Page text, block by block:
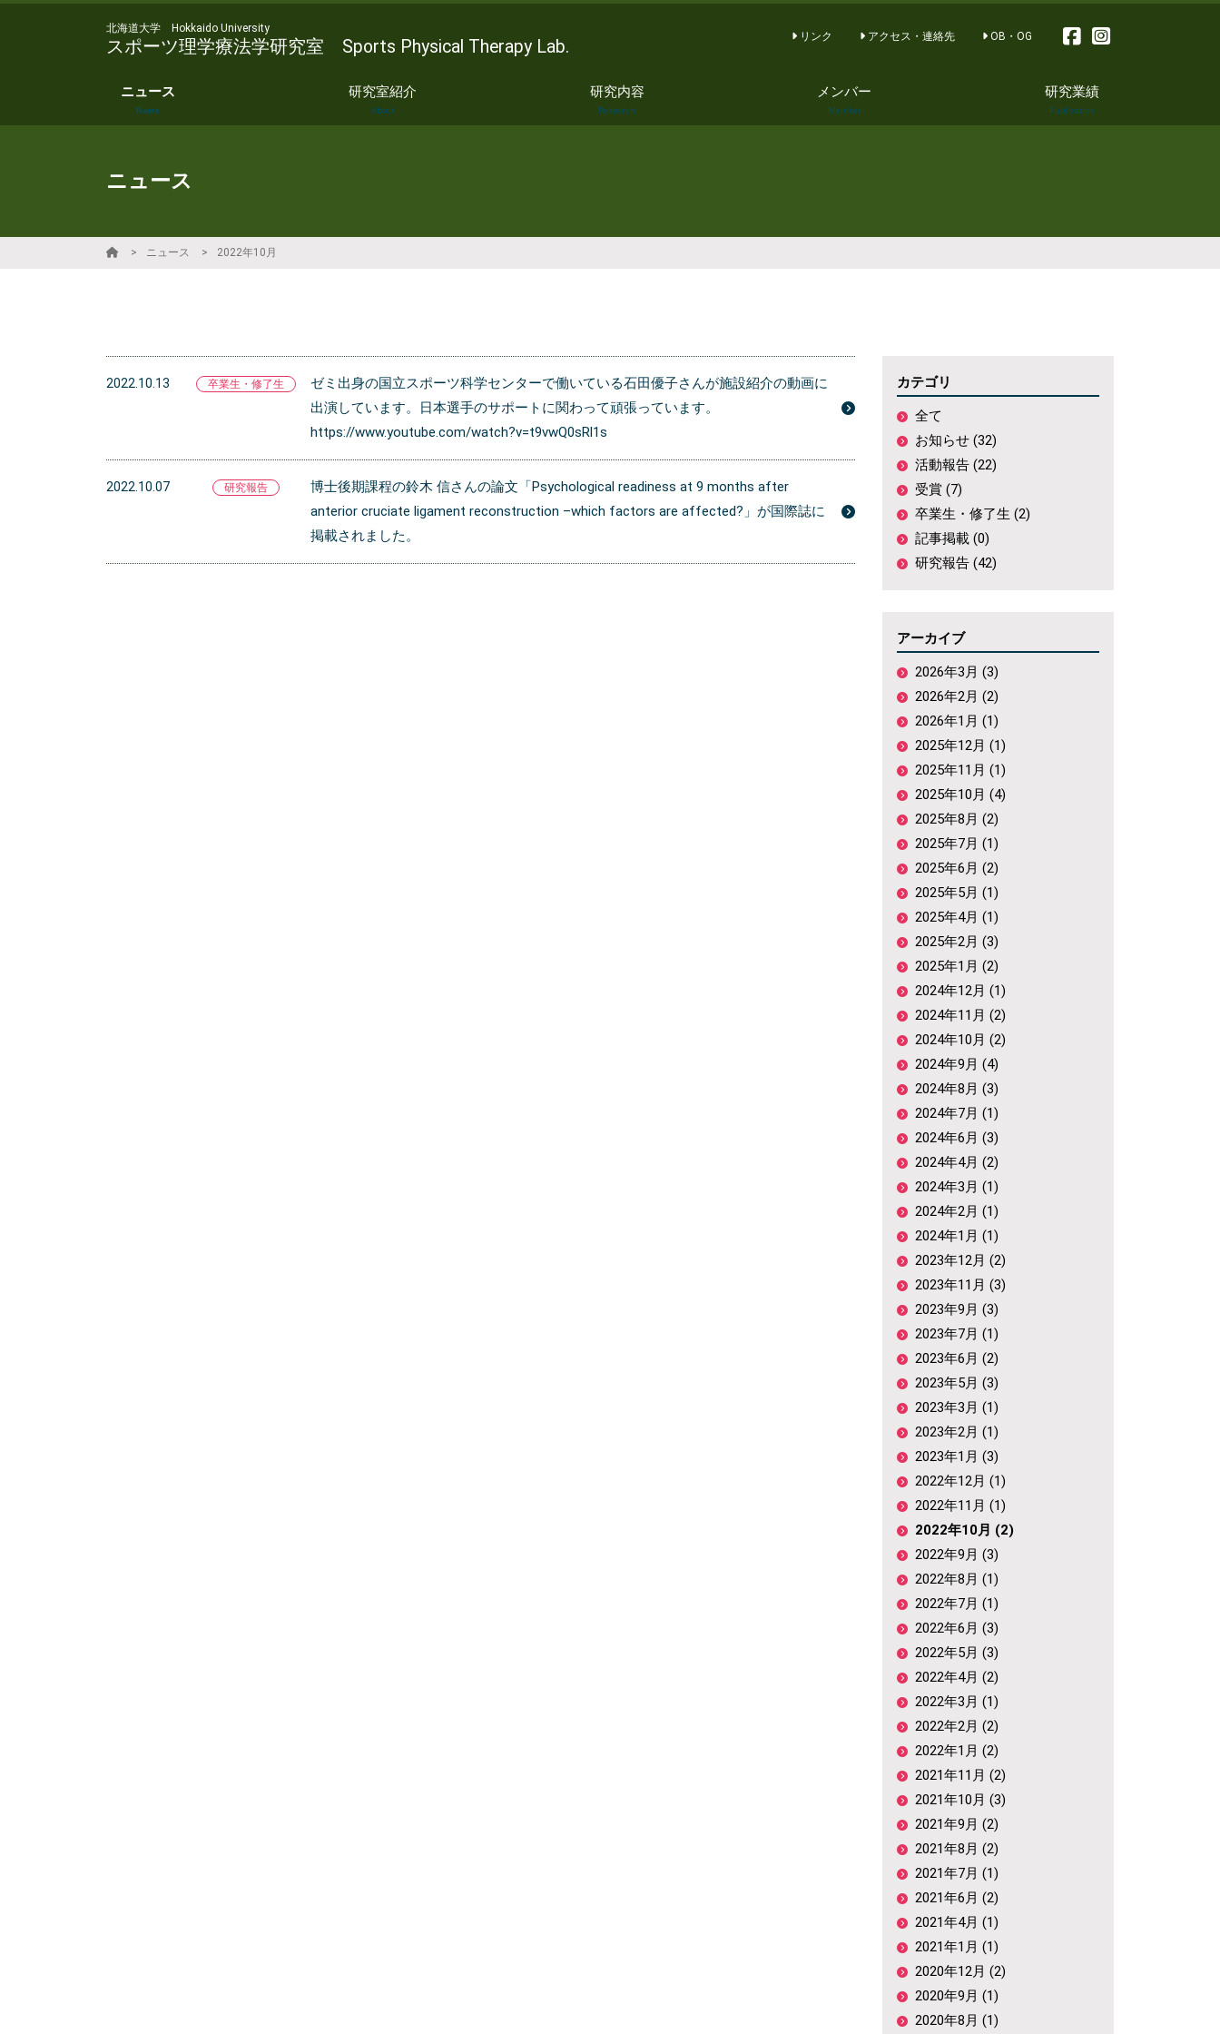
北海道大学 Hokkaido University
スポーツ理学療法学研究室 Sports Physical Therapy Lab. リンク アクセス・連絡先 OB・OG
ニュース
News
研究室紹介
About
研究内容
Research
メンバー
Member
研究業績
Publication
Lectures and
ニュース
ニュース 2022年10月
2022.10.13 卒業生・修了生
ゼミ出身の国立スポーツ科学センターで働いている石田優子さんが施設紹介の動画に
出演しています。日本選手のサポートに関わって頑張っています。
https://www.youtube.com/watch?v=t9vwQ0sRl1s
2022.10.07 研究報告
博士後期課程の鈴木 信さんの論文「Psychological readiness at 9 months after
anterior cruciate ligament reconstruction –which factors are affected?」が国際誌に
掲載されました。
カテゴリ
全て
お知らせ (32)
活動報告 (22)
受賞 (7)
卒業生・修了生 (2)
記事掲載 (0)
研究報告 (42)
アーカイブ
2026年3月 (3)
2026年2月 (2)
2026年1月 (1)
2025年12月 (1)
2025年11月 (1)
2025年10月 (4)
2025年8月 (2)
2025年7月 (1)
2025年6月 (2)
2025年5月 (1)
2025年4月 (1)
2025年2月 (3)
2025年1月 (2)
2024年12月 (1)
2024年11月 (2)
2024年10月 (2)
2024年9月 (4)
2024年8月 (3)
2024年7月 (1)
2024年6月 (3)
2024年4月 (2)
2024年3月 (1)
2024年2月 (1)
2024年1月 (1)
2023年12月 (2)
2023年11月 (3)
2023年9月 (3)
2023年7月 (1)
2023年6月 (2)
2023年5月 (3)
2023年3月 (1)
2023年2月 (1)
2023年1月 (3)
2022年12月 (1)
2022年11月 (1)
2022年10月 (2)
2022年9月 (3)
2022年8月 (1)
2022年7月 (1)
2022年6月 (3)
2022年5月 (3)
2022年4月 (2)
2022年3月 (1)
2022年2月 (2)
2022年1月 (2)
2021年11月 (2)
2021年10月 (3)
2021年9月 (2)
2021年8月 (2)
2021年7月 (1)
2021年6月 (2)
2021年4月 (1)
2021年1月 (1)
2020年12月 (2)
2020年9月 (1)
2020年8月 (1)